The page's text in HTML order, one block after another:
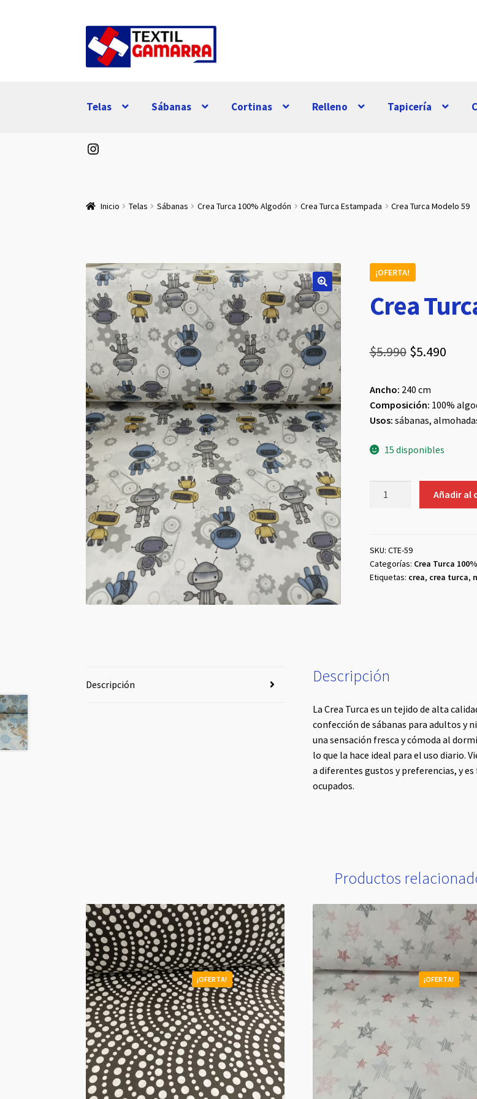
a
al
contenido
Telas Sábanas Cortinas Relleno Tapicería
Instagram
Inicio Telas Sábanas Crea Turca 100% Algodón Crea Turca Estampada Crea Turca Modelo 59
¡OFERTA!
Crea
$5.990 El
original
era:
$5.490El
es:
Ancho: 240 cm
Composición: 100%
Usos: sábanas,
15 disponibles
cantidad
Añadir al
SKU: CTE-59
Categorías: Crea Turca
Etiquetas: crea, crea turca,
Descripción Descripción
La Crea Turca es un tejido de alta
confección de sábanas para adultos y
una sensación fresca y cómoda al
lo que la hace ideal para el uso diario.
a diferentes gustos y preferencias, y
ocupados.
Productos
¡OFERTA! ¡OFERTA!